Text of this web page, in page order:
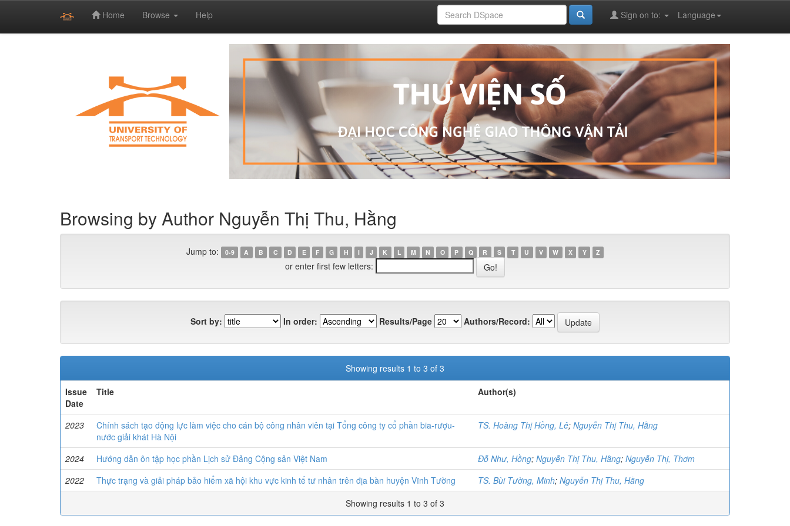
Home Browse Help Language
Sign on to:
Browsing by Author Nguyễn Thị Thu, Hằng
Jump to: 0-9 A B C D E F G H I J K L M N O P Q R S T U V W X Y Z
or enter first few letters:
Sort by: In order: Results/Page Authors/Record:
Showing results 1 to 3 of 3
Issue
Date
Title Author(s)
2023
Chính sách tạo động lực làm việc cho cán bộ công nhân viên tại Tổng công ty cổ phần bia-rượu-
nước giải khát Hà Nội
TS. Hoàng Thị Hồng, Lê; Nguyễn Thị Thu, Hằng
2024 Hướng dẫn ôn tập học phần Lịch sử Đảng Cộng sản Việt Nam Đỗ Như, Hồng; Nguyễn Thị Thu, Hằng; Nguyễn Thị, Thơm
2022
Thực trạng và giải pháp bảo hiểm xã hội khu vực kinh tế tư nhân trên địa bàn huyện Vĩnh Tường TS. Bùi Tường, Minh; Nguyễn Thị Thu, Hằng
Showing results 1 to 3 of 3